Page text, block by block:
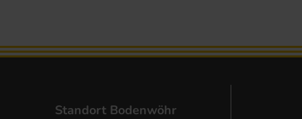
Standort Bodenwöhr